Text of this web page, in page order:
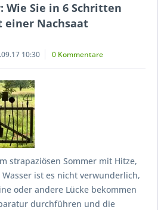
Wie Sie in 6 Schritten
einer Nachsaat
10:30 0 Kommentare
strapaziösen Sommer mit Hitze,
ist es nicht verwunderlich,
oder andere Lücke bekommen
durchführen und die